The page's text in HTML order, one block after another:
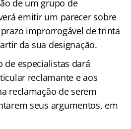
de um grupo de
emitir um parecer sobre
improrrogável de trinta
da sua designação.
de especialistas dará
reclamante e aos
reclamação de serem
seus argumentos, em